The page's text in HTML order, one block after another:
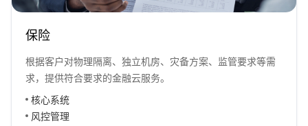
保险
根据客户对物理隔离、独立机房、灾备方案、监管要求等需
求，提供符合要求的金融云服务。
核心系统
风控管理